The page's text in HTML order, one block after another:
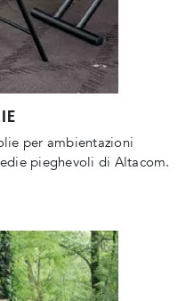
per ambientazioni
pieghevoli di Altacom.